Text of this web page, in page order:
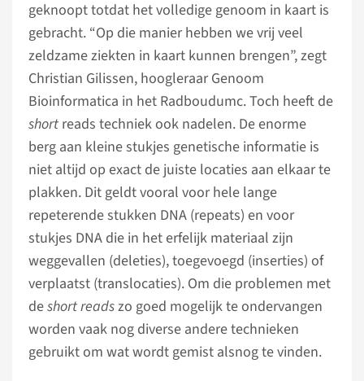
geknoopt totdat het volledige genoom in kaart is
gebracht. “Op die manier hebben we vrij veel
zeldzame ziekten in kaart kunnen brengen”, zegt
Christian Gilissen, hoogleraar Genoom
Bioinformatica in het Radboudumc. Toch heeft de
short reads techniek ook nadelen. De enorme
berg aan kleine stukjes genetische informatie is
niet altijd op exact de juiste locaties aan elkaar te
plakken. Dit geldt vooral voor hele lange
repeterende stukken DNA (repeats) en voor
stukjes DNA die in het erfelijk materiaal zijn
weggevallen (deleties), toegevoegd (inserties) of
verplaatst (translocaties). Om die problemen met
deshort readszo goed mogelijk te ondervangen
worden vaak nog diverse andere technieken
gebruikt om wat wordt gemist alsnog te vinden.